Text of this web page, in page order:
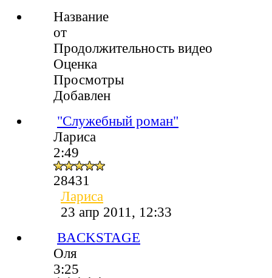
Название
от
Продолжительность видео
Оценка
Просмотры
Добавлен
"Служебный роман"
Лариса
2:49
28431
Лариса
23 апр 2011, 12:33
BACKSTAGE
Оля
3:25